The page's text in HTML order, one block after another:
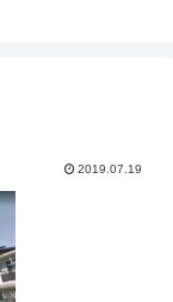
2019.07.19